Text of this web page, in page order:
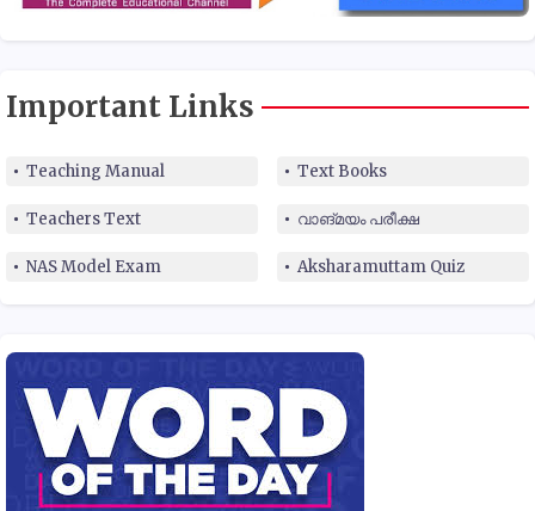
Important Links
Teaching Manual Text Books
Teachers Text വാങ്മയം പരീക്ഷ
NAS Model Exam Aksharamuttam Quiz